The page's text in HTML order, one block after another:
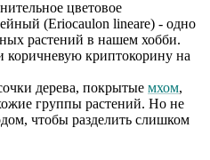
цветовое
(Eriocaulon lineare) - одно
растений в нашем хобби.
коричневую криптокорину на
дерева, покрытые мхом,
группы растений. Но не
чтобы разделить слишком